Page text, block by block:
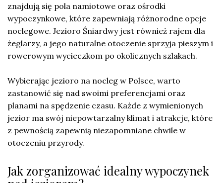
znajdują się pola namiotowe oraz ośrodki
wypoczynkowe, które zapewniają różnorodne opcje
noclegowe. Jezioro Śniardwy jest również rajem dla
żeglarzy, a jego naturalne otoczenie sprzyja pieszym i
rowerowym wycieczkom po okolicznych szlakach.
Wybierając jezioro na nocleg w Polsce, warto
zastanowić się nad swoimi preferencjami oraz
planami na spędzenie czasu. Każde z wymienionych
jezior ma swój niepowtarzalny klimat i atrakcje, które
z pewnością zapewnią niezapomniane chwile w
otoczeniu przyrody.
Jak zorganizować idealny wypoczynek